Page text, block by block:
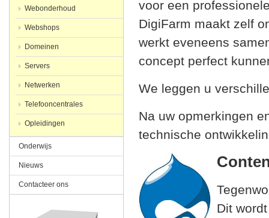
voor een
DigiFarm maakt zelf
werkt eveneens
concept perfect
We leggen u
Na uw opmerkingen
technische
Dit
Webonderhoud
Webshops
Domeinen
Servers
Netwerken
Telefooncentrales
Opleidingen
Onderwijs
Nieuws
Contacteer ons